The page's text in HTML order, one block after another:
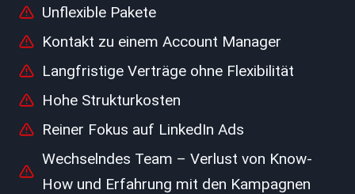
Unflexible Pakete
Kontakt zu einem Account Manager
Langfristige Verträge ohne Flexibilität
Hohe Strukturkosten
Reiner Fokus auf LinkedIn Ads
Wechselndes Team – Verlust von Know-
How und Erfahrung mit den Kampagnen